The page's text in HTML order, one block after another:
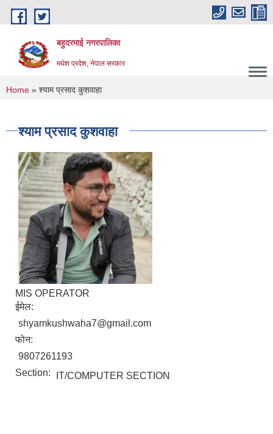
Skip to main content
बहुदरमाई नगरपालिका
मधेश प्रदेश, नेपाल सरकार
You are here
Home » श्याम प्रसाद कुशवाहा
श्याम प्रसाद कुशवाहा
MIS OPERATOR
ईमेल:
shyamkushwaha7@gmail.com
फोन:
9807261193
Section:
IT/COMPUTER SECTION